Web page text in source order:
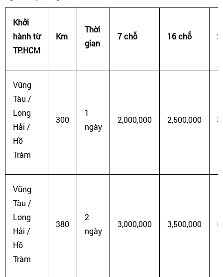
Khởi
hành từ
TP.HCM
Km
Thời
gian
7 chỗ 16 chỗ
Vũng
Tàu /
Long
Hải /
Hồ
Tràm
300
1
ngày
2,000,000 2,500,000
Vũng
Tàu /
Long
Hải /
Hồ
Tràm
380
2
ngày
3,000,000 3,500,000